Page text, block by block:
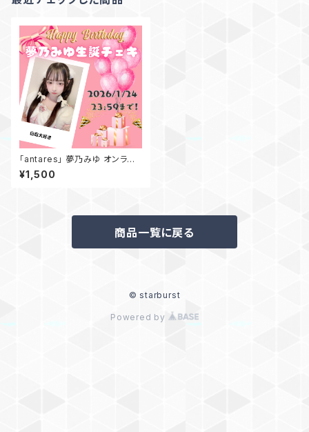
「antares」 夢乃みゆ オンライ
ンチェキ〜生誕衣装編〜 20枚
限定！！
¥1,500
商品一覧に戻る
© starburst
Powered by